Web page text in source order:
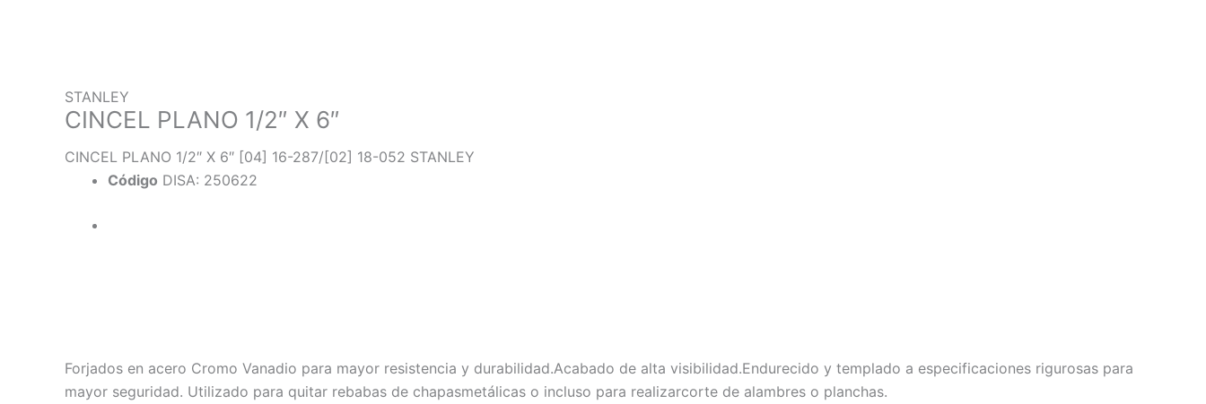
STANLEY
CINCEL PLANO 1/2″ X 6″
CINCEL PLANO 1/2″ X 6″ [04] 16-287/[02] 18-052 STANLEY
Código DISA: 250622
Forjados en acero Cromo Vanadio para mayor resistencia y durabilidad.Acabado de alta visibilidad.Endurecido y templado a especificaciones rigurosas para
mayor seguridad. Utilizado para quitar rebabas de chapasmetálicas o incluso para realizarcorte de alambres o planchas.